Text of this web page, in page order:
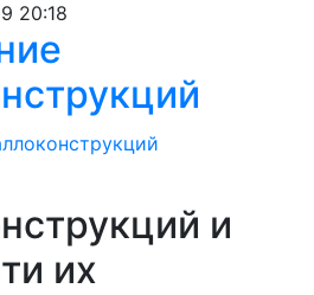
20:18
и
их